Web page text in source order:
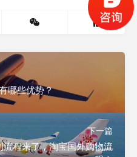
0
哪些优势？
下一篇
程来了，淘宝国外购物流